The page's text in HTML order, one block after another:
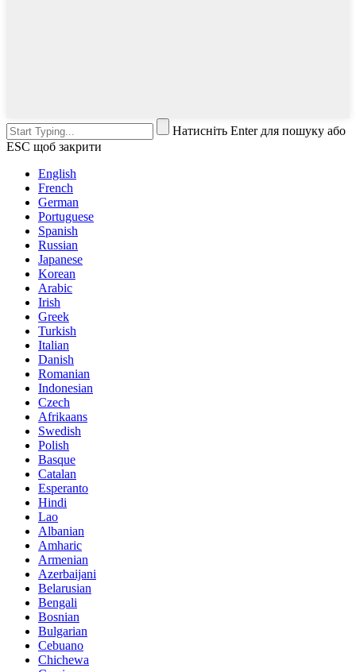
Натисніть Enter для пошуку або
ESC щоб закрити
English
French
German
Portuguese
Spanish
Russian
Japanese
Korean
Arabic
Irish
Greek
Turkish
Italian
Danish
Romanian
Indonesian
Czech
Afrikaans
Swedish
Polish
Basque
Catalan
Esperanto
Hindi
Lao
Albanian
Amharic
Armenian
Azerbaijani
Belarusian
Bengali
Bosnian
Bulgarian
Cebuano
Chichewa